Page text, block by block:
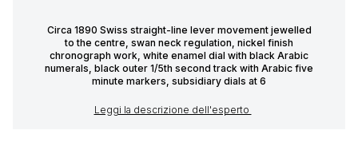
Circa 1890 Swiss straight-line lever movement jewelled
to the centre, swan neck regulation, nickel finish
chronograph work, white enamel dial with black Arabic
numerals, black outer 1/5th second track with Arabic five
minute markers, subsidiary dials at 6
Leggi la descrizione dell'esperto